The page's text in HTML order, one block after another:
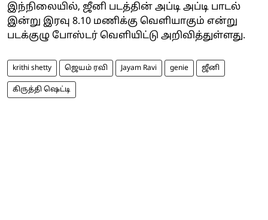
இந்நிலையில், ஜீனி படத்தின் அப்டி அப்டி பாடல்
இன்று இரவு 8.10 மணிக்கு வெளியாகும் என்று
படக்குழு போஸ்டர் வெளியிட்டு அறிவித்துள்ளது.
krithi shetty ஜெயம் ரவி Jayam Ravi genie ஜீனி
கிருத்தி ஷெட்டி